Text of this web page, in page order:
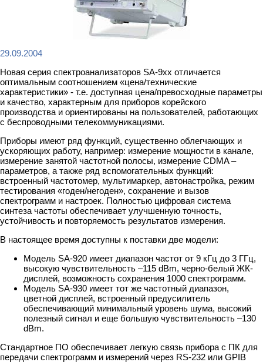
29.09.2004
Новая серия спектроанализаторов SA-9xx отличается
оптимальным соотношением «цена/технические
характеристики» - т.е. доступная цена/превосходные параметры
и качество, характерным для приборов корейского
производства и ориентированы на пользователей, работающих
с беспроводными телекоммуникациями.
Приборы имеют ряд функций, существенно облегчающих и
ускоряющих работу, например: измерение мощности в канале,
измерение занятой частотной полосы, измерение CDMA –
параметров, а также ряд вспомогательных функций:
встроенный частотомер, мультимаркер, автонастройка, режим
тестирования «годен/негоден», сохранение и вызов
спектрограмм и настроек. Полностью цифровая система
синтеза частоты обеспечивает улучшенную точность,
устойчивость и повторяемость результатов измерения.
В настоящее время доступны к поставки две модели:
Модель SA-920 имеет диапазон частот от 9 кГц до 3 ГГц,
высокую чувствительность –115 dBm, черно-белый ЖК-
дисплей, возможность сохранения 1000 спектрограмм.
Модель SA-930 имеет тот же частотный диапазон,
цветной дисплей, встроенный предусилитель
обеспечивающий минимальный уровень шума, высокий
полезный сигнал и еще большую чувствительность –130
dBm.
Стандартное ПО обеспечивает легкую связь прибора с ПК для
передачи спектрограмм и измерений через RS-232 или GPIB